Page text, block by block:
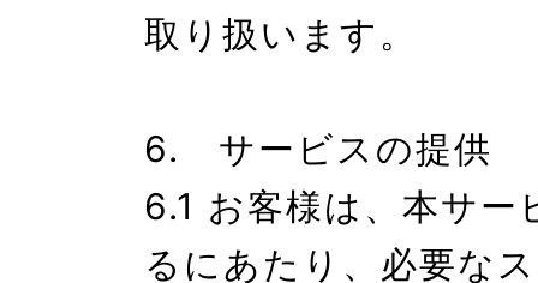
取り扱います。
6.　サービスの提供
6.1 お客様は、本サー
るにあたり、必要な